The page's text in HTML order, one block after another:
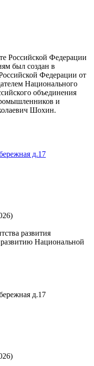
Российской Федерации
был создан в
Федерации от
Национального
объединения
и
Шохин.
д.17
развития
развитию Национальной
д.17